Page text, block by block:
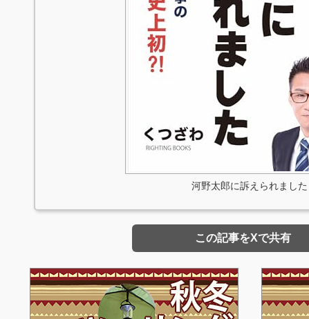
河野太郎に訴えられました
この記事をXで共有